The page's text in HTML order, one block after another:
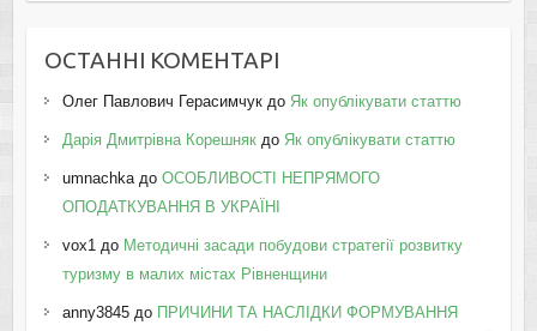
ОСТАННІ КОМЕНТАРІ
Олег Павлович Герасимчукдо Як опублікувати статтю
Дарія Дмитрівна Корешнякдо Як опублікувати статтю
umnachkaдо ОСОБЛИВОСТІ НЕПРЯМОГО
ОПОДАТКУВАННЯ В УКРАЇНІ
vox1до Методичні засади побудови стратегії розвитку
туризму в малих містах Рівненщини
anny3845до ПРИЧИНИ ТА НАСЛІДКИ ФОРМУВАННЯ